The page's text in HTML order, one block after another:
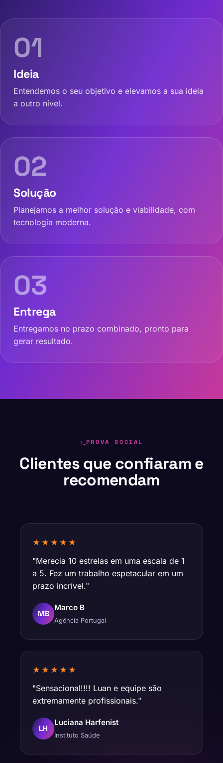
01
Ideia
Entendemos o seu objetivo e elevamos a sua ideia
a outro nível.
02
Solução
Planejamos a melhor solução e viabilidade, com
tecnologia moderna.
03
Entrega
Entregamos no prazo combinado, pronto para
gerar resultado.
PROVA SOCIAL
Clientes que confiaram e
recomendam
★★★★★
"Merecia 10 estrelas em uma escala de 1
a 5. Fez um trabalho espetacular em um
prazo incrível."
MB
Marco B
Agência Portugal
★★★★★
"Sensacional!!!! Luan e equipe são
extremamente profissionais."
LH
Luciana Harfenist
Instituto Saúde